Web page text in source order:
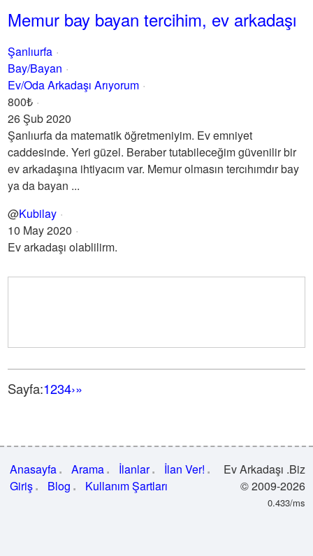
Memur bay bayan tercihim, ev arkadaşı
Şanlıurfa
Bay/Bayan
Ev/Oda Arkadaşı Arıyorum
800₺
26 Şub 2020
Şanlıurfa da matematik öğretmeniyim. Ev emniyet
caddesinde. Yeri güzel. Beraber tutabileceğim güvenilir bir
ev arkadaşına ihtiyacım var. Memur olmasın tercıhımdır bay
ya da bayan ...
@Kubilay
10 May 2020
Ev arkadaşı olablilirm.
Sayfa:1234›»
Anasayfa Arama İlanlar
İlan Ver!
Giriş
Blog Kullanım Şartları
Ev Arkadaşı .Biz
© 2009-2026
0.433/ms